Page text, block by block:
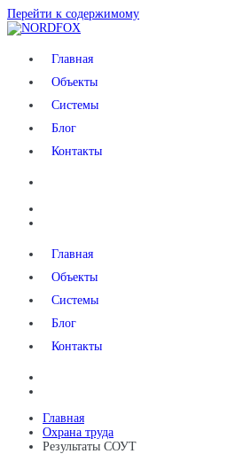
Перейти к содержимому
NORDFOXГлавная
Объекты
Системы
Блог
Контакты
Главная
Объекты
Системы
Блог
Контакты
Главная
Охрана труда
Результаты СОУТ